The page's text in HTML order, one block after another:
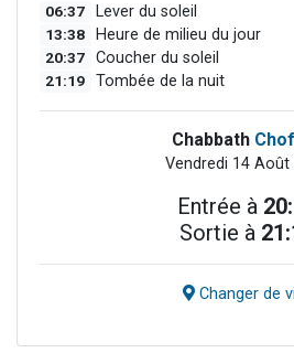
06:37 Lever du soleil
13:38 Heure de milieu du jour
20:37 Coucher du soleil
21:19 Tombée de la nuit
Chabbath
Vendredi 14 Août
Entrée à
Sortie à
Changer de